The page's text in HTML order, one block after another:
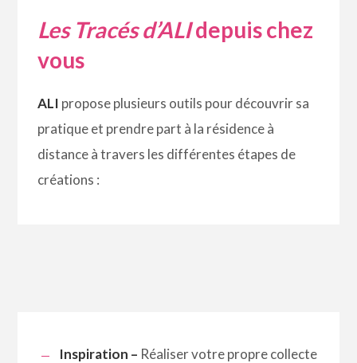
Les Tracés d’ALIdepuis chez
vous
ALI propose plusieurs outils pour découvrir sa
pratique et prendre part à la résidence à
distance à travers les différentes étapes de
créations :
Inspiration – Réaliser votre propre collecte